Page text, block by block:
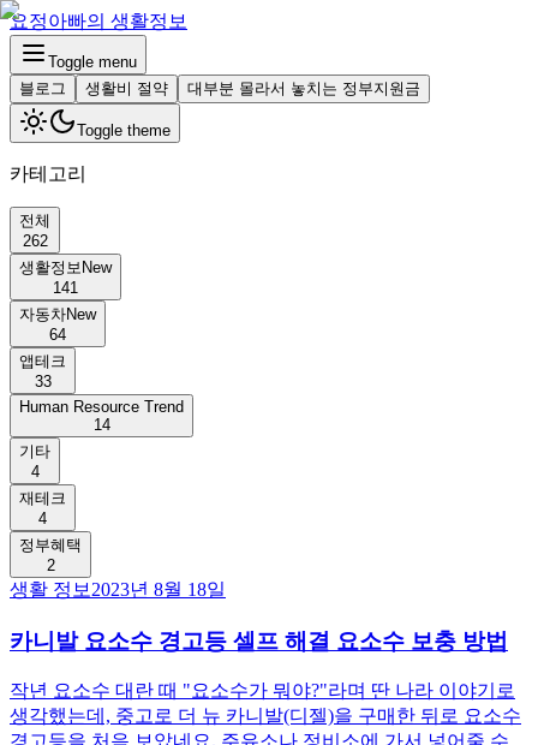
요정아빠의 생활정보
Toggle menu
블로그
생활비 절약 대부분 몰라서 놓치는 정부지원금
Toggle theme
카테고리
전체
262
생활정보 New
141
자동차New
64
앱테크
33
Human Resource Trend
14
기타
4
재테크
4
정부혜택
2
생활 정보 2023년 8월 18일
카니발 요소수 경고등 셀프 해결 요소수 보충 방법
작년 요소수 대란 때 "요소수가 뭐야?"라며 딴 나라 이야기로
생각했는데, 중고로 더 뉴 카니발(디젤)을 구매한 뒤로 요소수